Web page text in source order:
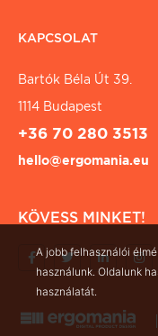
KAPCSOLAT
Bartók Béla Út 39.
1114 Budapest
+36 70 280 3513
hello@ergomania.eu
KÖVESS MINKET!
A jobb felhasználói
használunk. Oldalunk
használatát.